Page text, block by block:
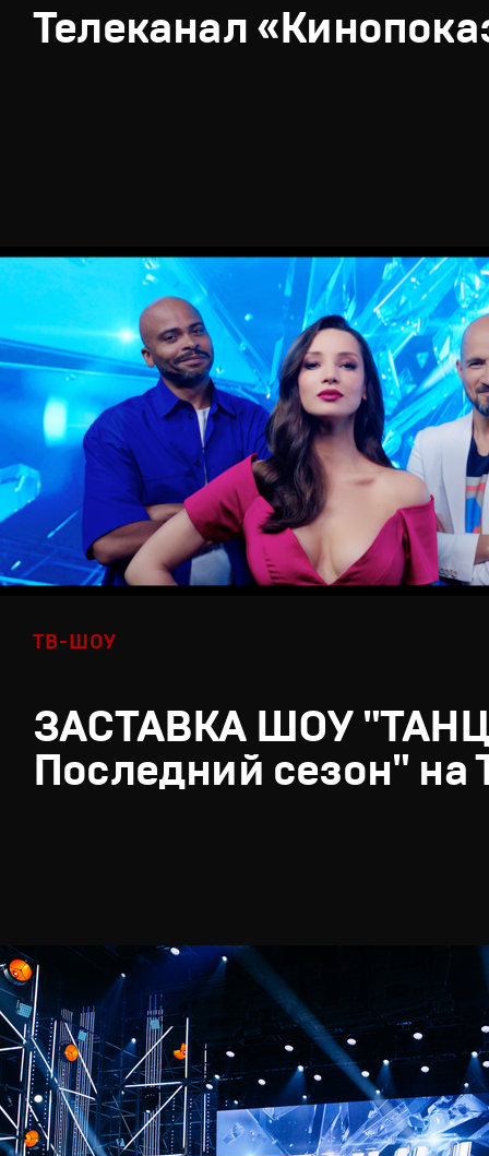
Телеканал
ТВ-ШОУ
ЗАСТАВКА ШОУ
Последний сезон" на